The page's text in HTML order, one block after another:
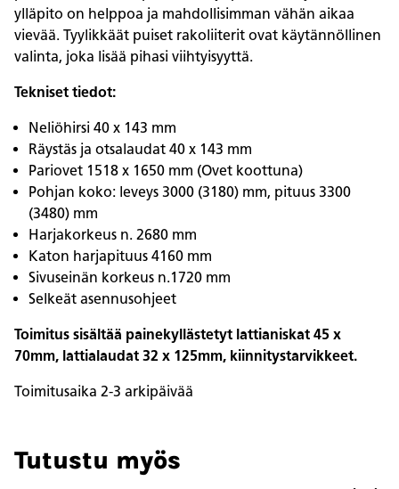
ylläpito on helppoa ja mahdollisimman vähän aikaa
vievää. Tyylikkäät puiset rakoliiterit ovat käytännöllinen
valinta, joka lisää pihasi viihtyisyyttä.
Tekniset tiedot:
Neliöhirsi 40 x 143 mm
Räystäs ja otsalaudat 40 x 143 mm
Pariovet 1518 x 1650 mm (Ovet koottuna)
Pohjan koko: leveys 3000 (3180) mm, pituus 3300
(3480) mm
Harjakorkeus n. 2680 mm
Katon harjapituus 4160 mm
Sivuseinän korkeus n.1720 mm
Selkeät asennusohjeet
Toimitus sisältää painekyllästetyt lattianiskat 45 x
70mm, lattialaudat 32 x 125mm, kiinnitystarvikkeet.
Toimitusaika 2-3 arkipäivää
Tutustu myös